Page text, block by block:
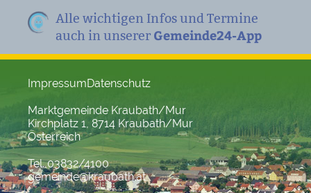
Alle wichtigen Infos und Termine
auch in unserer Gemeinde24-App
ImpressumDatenschutz
Marktgemeinde Kraubath/Mur
Kirchplatz 1, 8714 Kraubath/Mur
Österreich
Tel. 03832/4100
gemeinde@kraubath.at